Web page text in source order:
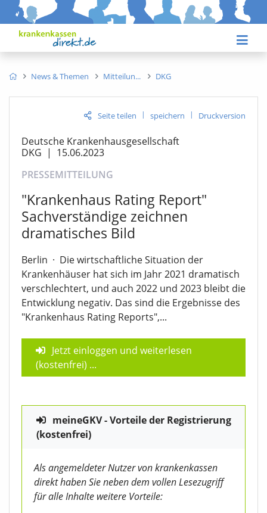
News & Themen Mitteilun DKG
Seite teilen | speichern | Druckversion
Deutsche Krankenhausgesellschaft
DKG | 15.06.2023
PRESSEMITTEILUNG
"Krankenhaus Rating Report"
Sachverständige zeichnen
dramatisches Bild
Berlin · Die wirtschaftliche Situation der
Krankenhäuser hat sich im Jahr 2021 dramatisch
verschlechtert, und auch 2022 und 2023 bleibt die
Entwicklung negativ. Das sind die Ergebnisse des
"Krankenhaus Rating Reports",...
Jetzt einloggen und weiterlesen
(kostenfrei) ...
meineGKV - Vorteile der Registrierung
(kostenfrei)
Als angemeldeter Nutzer von krankenkassen
direkt haben Sie neben dem vollen Lesezugriff
für alle Inhalte weitere Vorteile: